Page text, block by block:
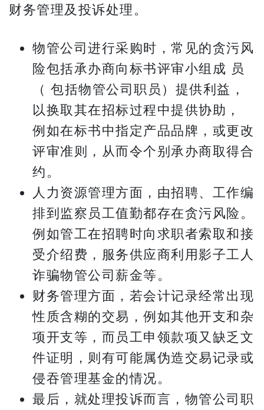
财务管理及投诉处理。
物管公司进行采购时，常见的贪污风
险包括承办商向标书评审小组成 员
（ 包括物管公司职员）提供利益，
以换取其在招标过程中提供协助，
例如在标书中指定产品品牌，或更改
评审准则，从而令个别承办商取得合
约。
人力资源管理方面，由招聘、工作编
排到监察员工值勤都存在贪污风险。
例如管工在招聘时向求职者索取和接
受介绍费，服务供应商利用影子工人
诈骗物管公司薪金等。
财务管理方面，若会计记录经常出现
性质含糊的交易，例如其他开支和杂
项开支等，而员工申领款项又缺乏文
件证明，则有可能属伪造交易记录或
侵吞管理基金的情况。
最后，就处理投诉而言，物管公司职